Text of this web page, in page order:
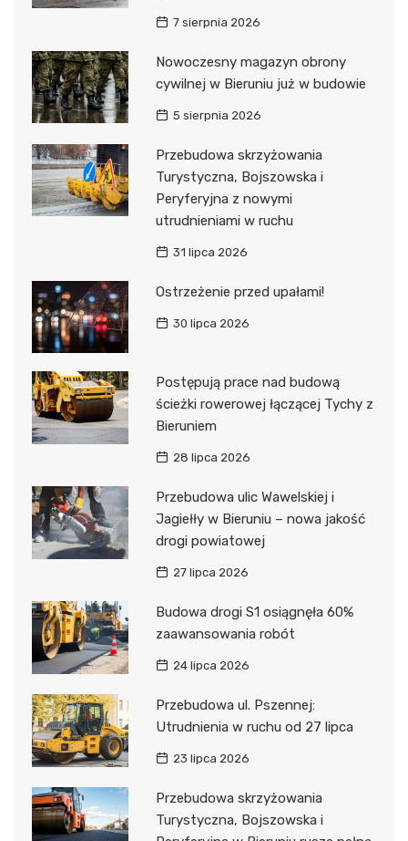
7 sierpnia 2026
Nowoczesny magazyn obrony
cywilnej w Bieruniu już w budowie
5 sierpnia 2026
Przebudowa skrzyżowania
Turystyczna, Bojszowska i
Peryferyjna z nowymi
utrudnieniami w ruchu
31 lipca 2026
Ostrzeżenie przed upałami!
30 lipca 2026
Postępują prace nad budową
ścieżki rowerowej łączącej Tychy z
Bieruniem
28 lipca 2026
Przebudowa ulic Wawelskiej i
Jagiełły w Bieruniu – nowa jakość
drogi powiatowej
27 lipca 2026
Budowa drogi S1 osiągnęła 60%
zaawansowania robót
24 lipca 2026
Przebudowa ul. Pszennej:
Utrudnienia w ruchu od 27 lipca
23 lipca 2026
Przebudowa skrzyżowania
Turystyczna, Bojszowska i